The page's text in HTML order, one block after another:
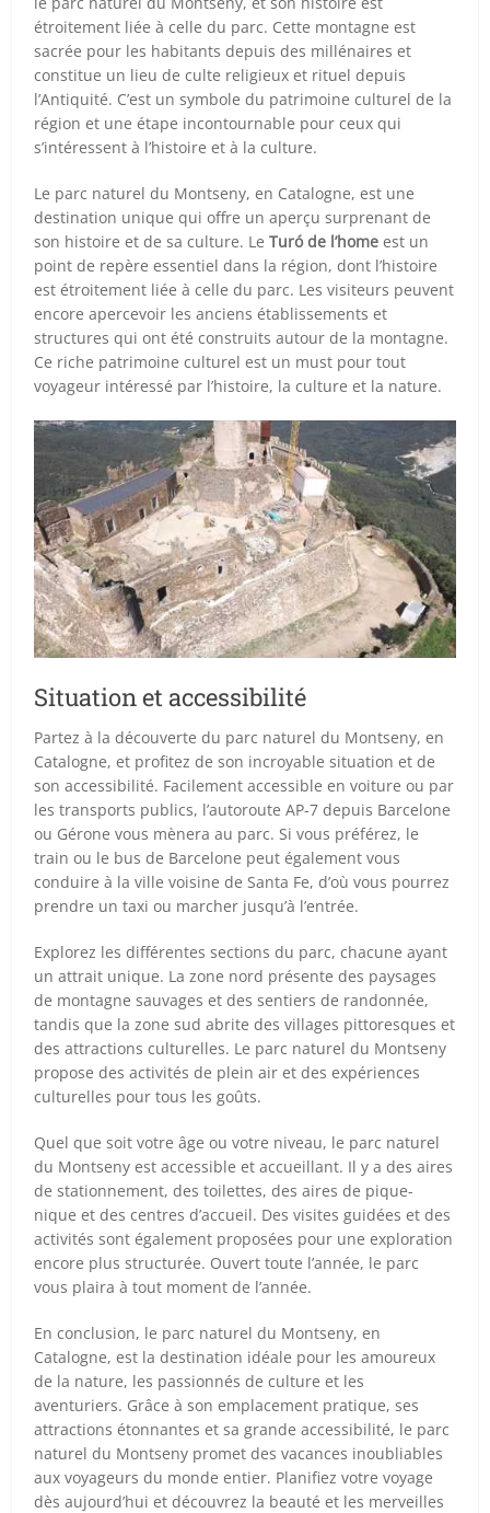
étroitement liée à celle du parc. Cette montagne est
sacrée pour les habitants depuis des millénaires et
constitue un lieu de culte religieux et rituel depuis
l’Antiquité. C’est un symbole du patrimoine culturel de la
région et une étape incontournable pour ceux qui
s’intéressent à l’histoire et à la culture.
Le parc naturel du Montseny, en Catalogne, est une
destination unique qui offre un aperçu surprenant de
son histoire et de sa culture. LeTuró de l’home est un
point de repère essentiel dans la région, dont l’histoire
est étroitement liée à celle du parc. Les visiteurs peuvent
encore apercevoir les anciens établissements et
structures qui ont été construits autour de la montagne.
Ce riche patrimoine culturel est un must pour tout
voyageur intéressé par l’histoire, la culture et la nature.
Situation et accessibilité
Partez à la découverte du parc naturel du Montseny, en
Catalogne, et profitez de son incroyable situation et de
son accessibilité. Facilement accessible en voiture ou par
les transports publics, l’autoroute AP-7 depuis Barcelone
ou Gérone vous mènera au parc. Si vous préférez, le
train ou le bus de Barcelone peut également vous
conduire à la ville voisine de Santa Fe, d’où vous pourrez
prendre un taxi ou marcher jusqu’à l’entrée.
Explorez les différentes sections du parc, chacune ayant
un attrait unique. La zone nord présente des paysages
de montagne sauvages et des sentiers de randonnée,
tandis que la zone sud abrite des villages pittoresques et
des attractions culturelles. Le parc naturel du Montseny
propose des activités de plein air et des expériences
culturelles pour tous les goûts.
Quel que soit votre âge ou votre niveau, le parc naturel
du Montseny est accessible et accueillant. Il y a des aires
de stationnement, des toilettes, des aires de pique-
nique et des centres d’accueil. Des visites guidées et des
activités sont également proposées pour une exploration
encore plus structurée. Ouvert toute l’année, le parc
vous plaira à tout moment de l’année.
En conclusion, le parc naturel du Montseny, en
Catalogne, est la destination idéale pour les amoureux
de la nature, les passionnés de culture et les
aventuriers. Grâce à son emplacement pratique, ses
attractions étonnantes et sa grande accessibilité, le parc
naturel du Montseny promet des vacances inoubliables
aux voyageurs du monde entier. Planifiez votre voyage
dès aujourd’hui et découvrez la beauté et les merveilles